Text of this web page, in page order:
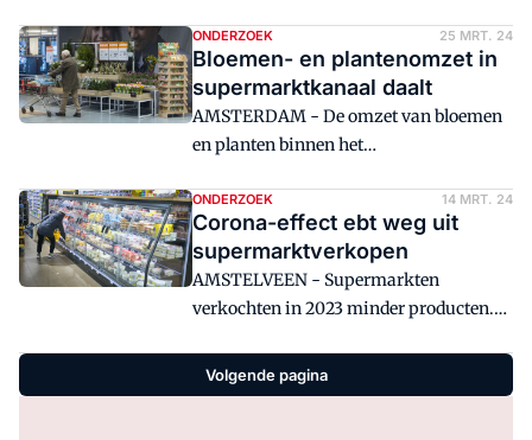
consumenten vanwege 'economisch
uitdagende tijden' minder of minder
dure bloemen en planten kopen. Het
kanaal is goed voor bijna 20 procent van
de totale consumentenomzet, stelt
ONDERZOEK 25 MRT. 24
Bloemen- en plantenomzet in
supermarktkanaal daalt
AMSTERDAM - De omzet van bloemen
en planten binnen het
procent gedaald ten opzichte van het
jaar ervoor.
ONDERZOEK 14 MRT. 24
Corona-effect ebt weg uit
supermarktverkopen
AMSTELVEEN - Supermarkten
verkochten in 2023 minder producten.
doordat het corona-effect verdwijnt.
Klanten gaven vorig jaar door de hogere
Volgende pagina